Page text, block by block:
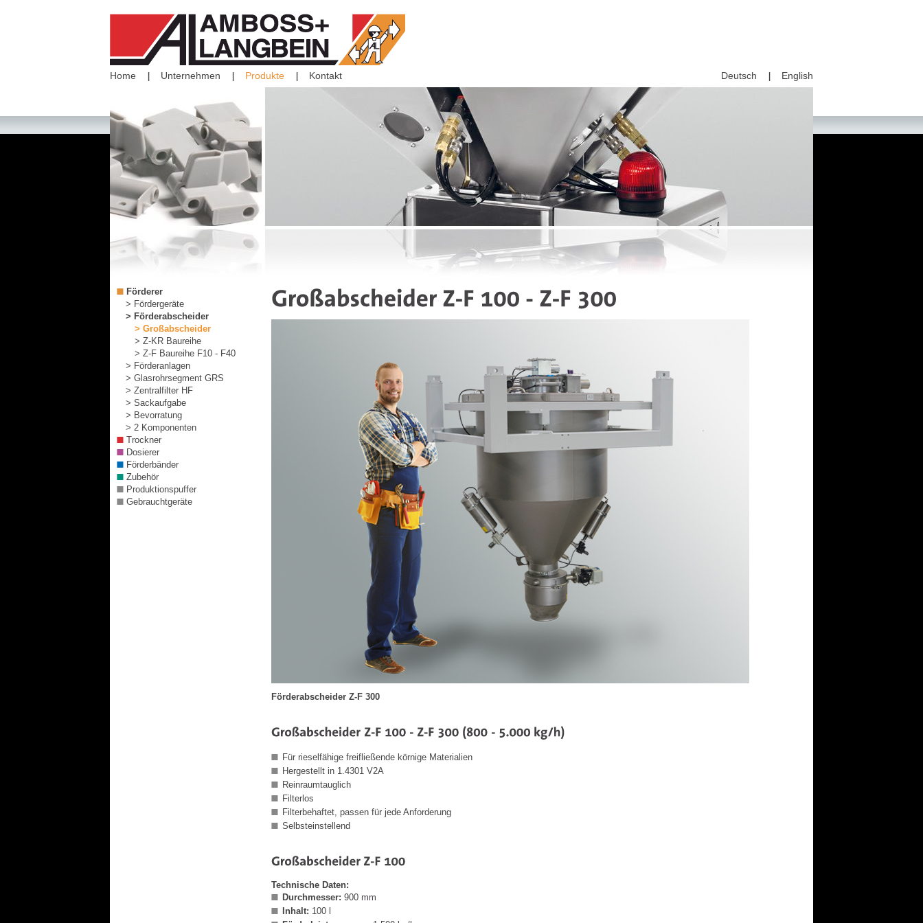
Home Unternehmen Produkte Kontakt Deutsch English
Förderer
> Fördergeräte
> Förderabscheider
> Großabscheider
> Z-KR Baureihe
> Z-F Baureihe F10 - F40
> Förderanlagen
> Glasrohrsegment GRS
> Zentralfilter HF
> Sackaufgabe
> Bevorratung
> 2 Komponenten
Trockner
Dosierer
Förderbänder
Zubehör
Produktionspuffer
Gebrauchtgeräte
Förderabscheider Z-F 300
Für rieselfähige freifließende körnige Materialien
Hergestellt in 1.4301 V2A
Reinraumtauglich
Filterlos
Filterbehaftet, passen für jede Anforderung
Selbsteinstellend
Technische Daten:
Durchmesser: 900 mm
Inhalt: 100 l